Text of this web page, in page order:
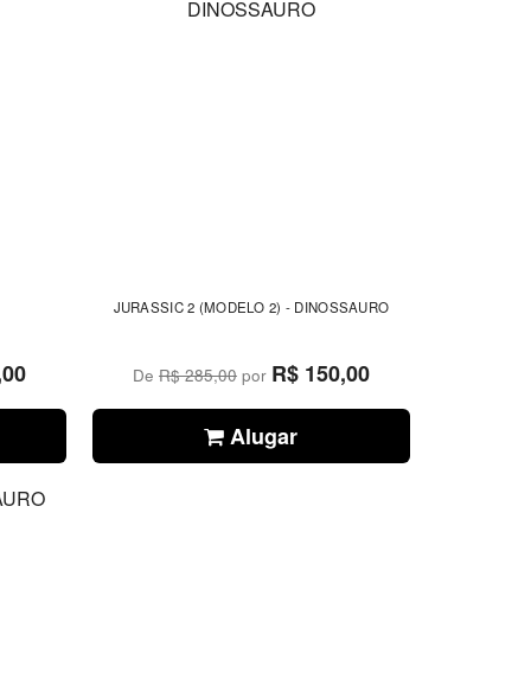
JURASSIC 2 (MODELO 2) - DINOSSAURO
De R$ 285,00por R$ 150,00
Alugar